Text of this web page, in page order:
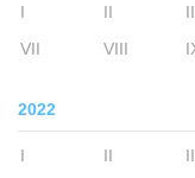
I II
VII
VIII
2022
I II